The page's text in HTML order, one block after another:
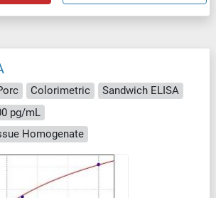
Colorimetric
Sandwich ELISA
pg/mL
Homogenate